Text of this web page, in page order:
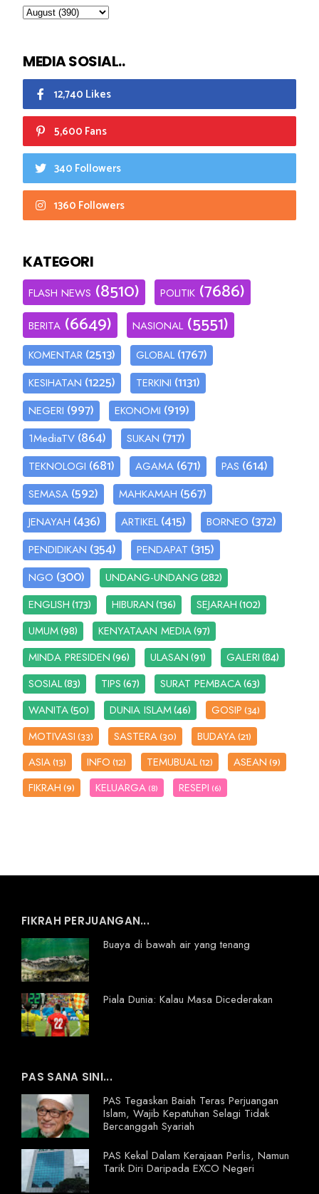
MEDIA SOSIAL..
12,740 Likes
5,600 Fans
340 Followers
1360 Followers
KATEGORI
FLASH NEWS (8510) POLITIK (7686)
BERITA (6649) NASIONAL (5551)
KOMENTAR (2513) GLOBAL (1767)
KESIHATAN (1225) TERKINI (1131)
NEGERI (997) EKONOMI (919)
1MediaTV (864) SUKAN (717)
TEKNOLOGI (681) AGAMA (671) PAS (614)
SEMASA (592) MAHKAMAH (567)
JENAYAH (436) ARTIKEL (415) BORNEO (372)
PENDIDIKAN (354) PENDAPAT (315)
NGO (300) UNDANG-UNDANG(282)
ENGLISH(173) HIBURAN(136) SEJARAH(102)
UMUM(98) KENYATAAN MEDIA(97)
MINDA PRESIDEN(96) ULASAN(91) GALERI(84)
SOSIAL(83) TIPS(67) SURAT PEMBACA(63)
WANITA(50) DUNIA ISLAM(46) GOSIP(34)
MOTIVASI(33) SASTERA(30) BUDAYA(21)
ASIA(13) INFO(12) TEMUBUAL(12) ASEAN(9)
FIKRAH(9) KELUARGA (8) RESEPI (6)
FIKRAH PERJUANGAN...
Buaya di bawah air yang tenang
Piala Dunia: Kalau Masa Dicederakan
PAS SANA SINI...
PAS Tegaskan Baiah Teras Perjuangan
Islam, Wajib Kepatuhan Selagi Tidak
Bercanggah Syariah
PAS Kekal Dalam Kerajaan Perlis, Namun
Tarik Diri Daripada EXCO Negeri